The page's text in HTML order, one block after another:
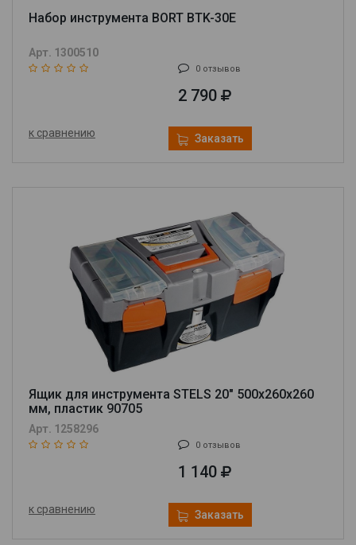
Набор инструмента BORT BTK-30E
Арт. 1300510
0 отзывов
2 790
к сравнению Заказать
Ящик для инструмента STELS 20" 500х260х260
мм, пластик 90705
Арт. 1258296
0 отзывов
1 140
к сравнению Заказать